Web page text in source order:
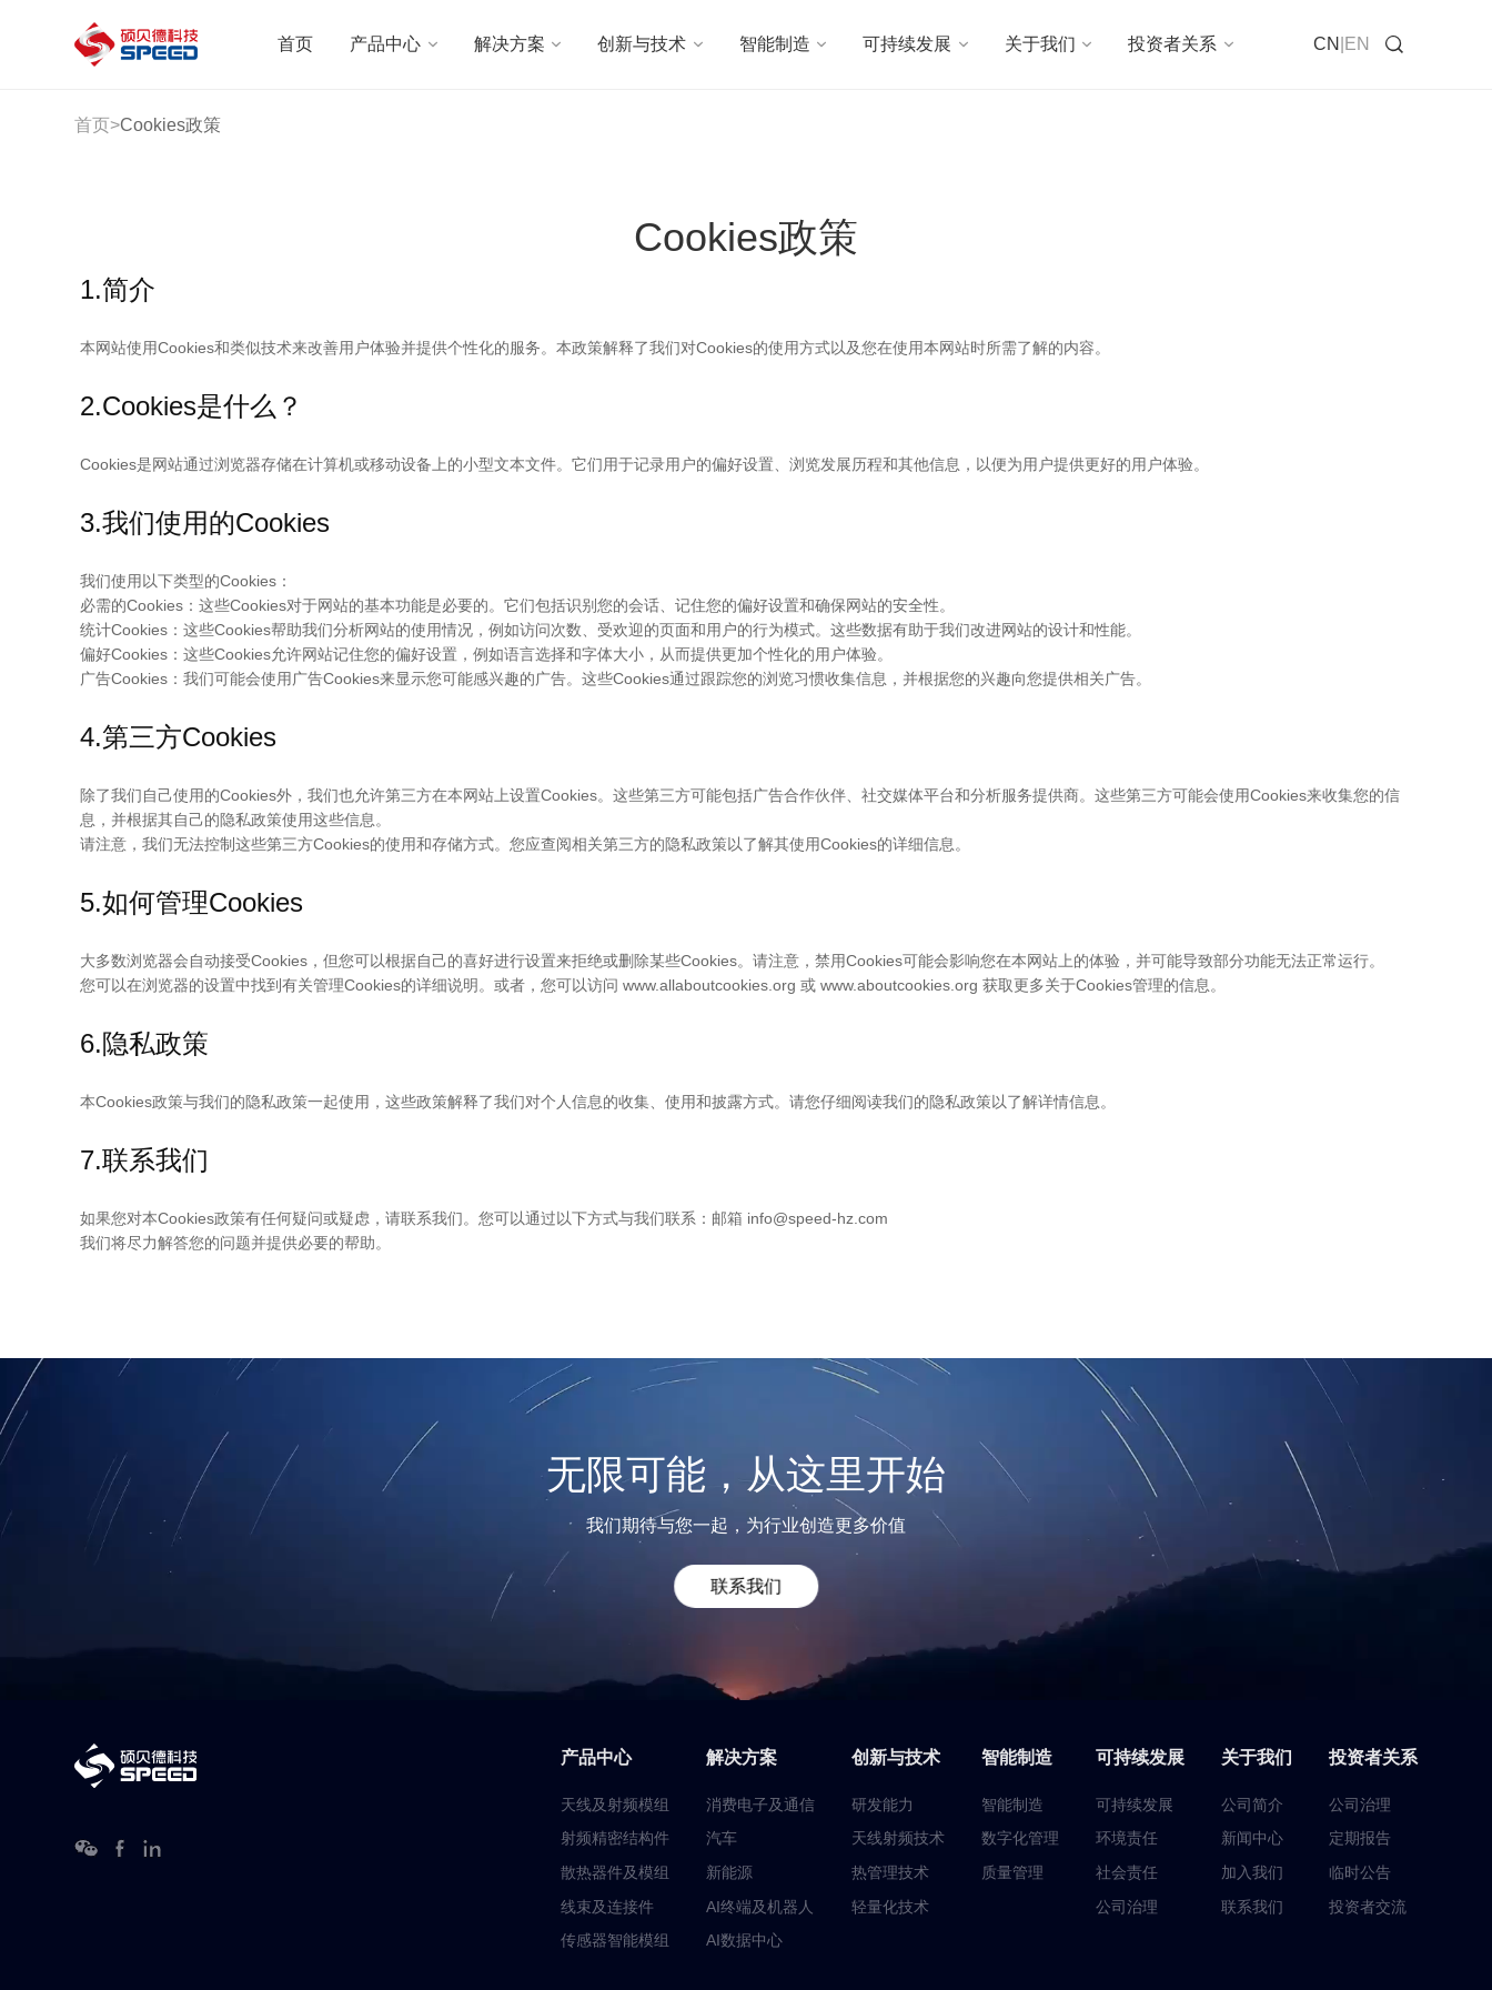
首页 产品中心 解决方案 创新与技术 智能制造 可持续发展 关于我们 投资者关系 CN EN
首页>Cookies政策
Cookies政策
1.简介
本网站使用Cookies和类似技术来改善用户体验并提供个性化的服务。本政策解释了我们对Cookies的使用方式以及您在使用本网站时所需了解的内容。
2.Cookies是什么？
Cookies是网站通过浏览器存储在计算机或移动设备上的小型文本文件。它们用于记录用户的偏好设置、浏览发展历程和其他信息，以便为用户提供更好的用户体验。
3.我们使用的Cookies
我们使用以下类型的Cookies：
必需的Cookies：这些Cookies对于网站的基本功能是必要的。它们包括识别您的会话、记住您的偏好设置和确保网站的安全性。
统计Cookies：这些Cookies帮助我们分析网站的使用情况，例如访问次数、受欢迎的页面和用户的行为模式。这些数据有助于我们改进网站的设计和性能。
偏好Cookies：这些Cookies允许网站记住您的偏好设置，例如语言选择和字体大小，从而提供更加个性化的用户体验。
广告Cookies：我们可能会使用广告Cookies来显示您可能感兴趣的广告。这些Cookies通过跟踪您的浏览习惯收集信息，并根据您的兴趣向您提供相关广告。
4.第三方Cookies
除了我们自己使用的Cookies外，我们也允许第三方在本网站上设置Cookies。这些第三方可能包括广告合作伙伴、社交媒体平台和分析服务提供商。这些第三方可能会使用Cookies来收集您的信
息，并根据其自己的隐私政策使用这些信息。
请注意，我们无法控制这些第三方Cookies的使用和存储方式。您应查阅相关第三方的隐私政策以了解其使用Cookies的详细信息。
5.如何管理Cookies
大多数浏览器会自动接受Cookies，但您可以根据自己的喜好进行设置来拒绝或删除某些Cookies。请注意，禁用Cookies可能会影响您在本网站上的体验，并可能导致部分功能无法正常运行。
您可以在浏览器的设置中找到有关管理Cookies的详细说明。或者，您可以访问 www.allaboutcookies.org 或 www.aboutcookies.org 获取更多关于Cookies管理的信息。
6.隐私政策
本Cookies政策与我们的隐私政策一起使用，这些政策解释了我们对个人信息的收集、使用和披露方式。请您仔细阅读我们的隐私政策以了解详情信息。
7.联系我们
如果您对本Cookies政策有任何疑问或疑虑，请联系我们。您可以通过以下方式与我们联系：邮箱 info@speed-hz.com
我们将尽力解答您的问题并提供必要的帮助。
无限可能，从这里开始
我们期待与您一起，为行业创造更多价值
联系我们
产品中心
天线及射频模组
射频精密结构件
散热器件及模组
线束及连接件
传感器智能模组
解决方案
消费电子及通信
汽车
新能源
AI终端及机器人
AI数据中心
创新与技术
研发能力
天线射频技术
热管理技术
轻量化技术
智能制造
智能制造
数字化管理
质量管理
可持续发展
可持续发展
环境责任
社会责任
公司治理
关于我们
公司简介
新闻中心
加入我们
联系我们
投资者关系
公司治理
定期报告
临时公告
投资者交流